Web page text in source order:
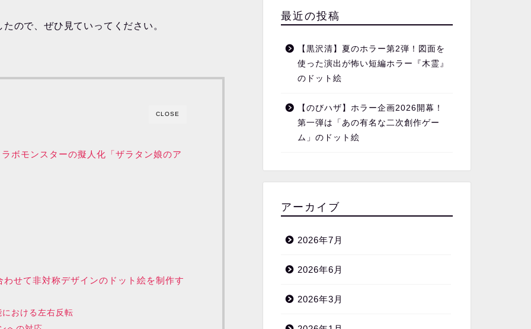
ので、ぜひ見ていってください。
CLOSE
ボモンスターの擬人化「ザラタン娘のア
せて非対称デザインのドット絵を制作す
おける左右反転
最近の投稿
【黒沢清】夏のホラー第2弾！図面を
使った演出が怖い短編ホラー『木霊』
のドット絵
【のびハザ】ホラー企画2026開幕！
第一弾は「あの有名な二次創作ゲー
ム」のドット絵
アーカイブ
2026年7月
2026年6月
2026年3月